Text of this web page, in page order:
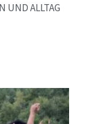
UND ALLTAG